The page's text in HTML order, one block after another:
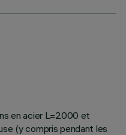
en acier L=2000 et
(y compris pendant les